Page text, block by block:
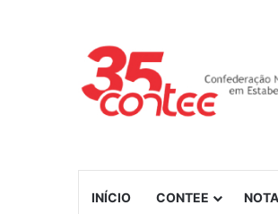
INÍCIO CONTEE